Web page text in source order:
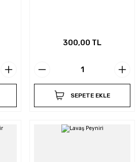
300,00 TL
SEPETE EKLE